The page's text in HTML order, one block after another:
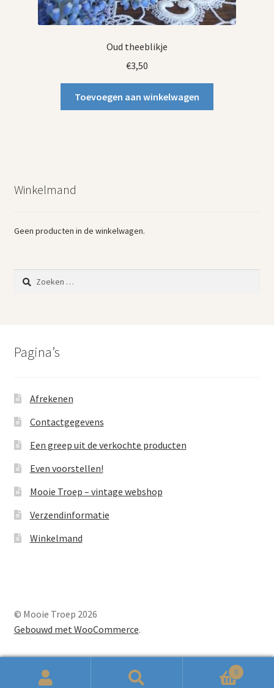
Oud theeblikje
€3,50
Toevoegen aan winkelwagen
Winkelmand
Geen producten in de winkelwagen.
Zoeken
naar:
Pagina’s
Afrekenen
Contactgegevens
Een greep uit de verkochte producten
Even voorstellen!
Mooie Troep – vintage webshop
Verzendinformatie
Winkelmand
© Mooie Troep 2026
Gebouwd met WooCommerce.
0